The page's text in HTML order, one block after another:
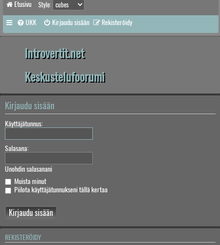
Etusivu Style:
UKK Kirjaudu sisään Rekisteröidy
Introvertit.net
Keskustelufoorumi
Kirjaudu sisään
Käyttäjätunnus:
Salasana:
Unohdin salasanani
Muista minut
Piilota käyttäjätunnukseni tällä kertaa
REKISTERÖIDY